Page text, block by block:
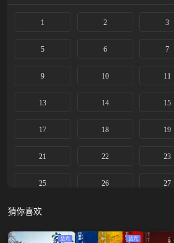
1 2 3
5 6 7
9 10 11
13 14 15
17 18 19
21 22 23
25 26 27
29
34 35
猜你喜欢
蓝光 蓝光